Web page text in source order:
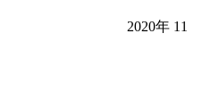
2020年 11